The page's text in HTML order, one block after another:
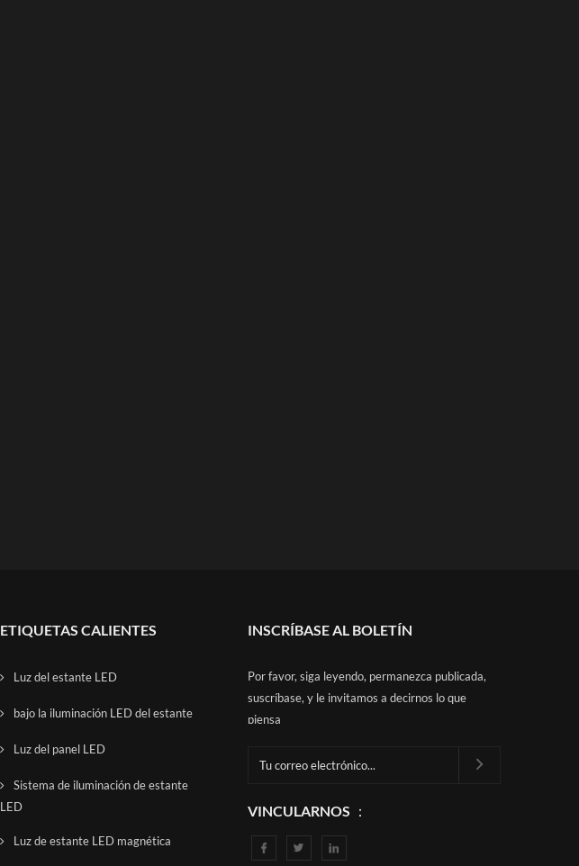
ETIQUETAS CALIENTES
Luz del estante LED
bajo la iluminación LED del estante
Luz del panel LED
Sistema de iluminación de estante
LED
Luz de estante LED magnética
INSCRÍBASE AL BOLETÍN
Por favor, siga leyendo, permanezca publicada,
suscríbase, y le invitamos a decirnos lo que
piensa
VINCULARNOS ：